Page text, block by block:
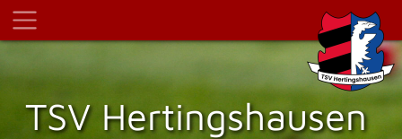
TSV Hertings­hausen